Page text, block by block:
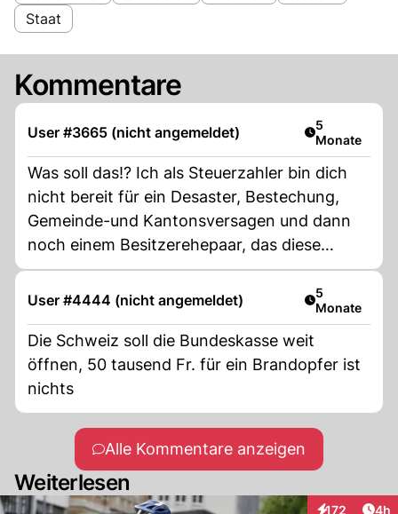
Staat
Kommentare
User #3665 (nicht angemeldet) Artikel
5
Monate
Was soll das!? Ich als Steuerzahler bin dich
nicht bereit für ein Desaster, Bestechung,
Gemeinde-und Kantonsversagen und dann
noch einem Besitzerehepaar, das diese
Katastrophe in Kauf genommen hat, zu
helfen und den Opfern sowie den
Hinterbliebenen Geld zu bezahlen. Der Bund
sind wir, das Volk!!! Dieses Paar hat
Versicherungen und diese müssen bezahlen
oder die Gemeinde oder meinetwegen der
Kanton Wallis, aber sicher nicht die gesamte
Schweizer Bevölkerung. Wir können nichts
für diese Katastrophe die zu verhindern
gewesen wäre. Punkt! Die Schweizer sollen
büssen für etwas, was die Gemeinde, der
User #4444 (nicht angemeldet) Artikel
5
Monate
Die Schweiz soll die Bundeskasse weit
öffnen, 50 tausend Fr. für ein Brandopfer ist
nichts
Alle Kommentare anzeigen
Weiterlesen
172 4h